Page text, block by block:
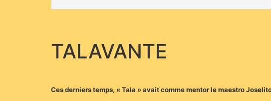
TALAVANTE
Ces derniers temps, « Tala » avait comme mentor le maestro